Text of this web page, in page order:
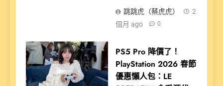
跳跳虎（蔡虎虎）
2
個月 ago
0
PS5 Pro 降價了！
PlayStation 2026 春節
優惠懶人包：LE